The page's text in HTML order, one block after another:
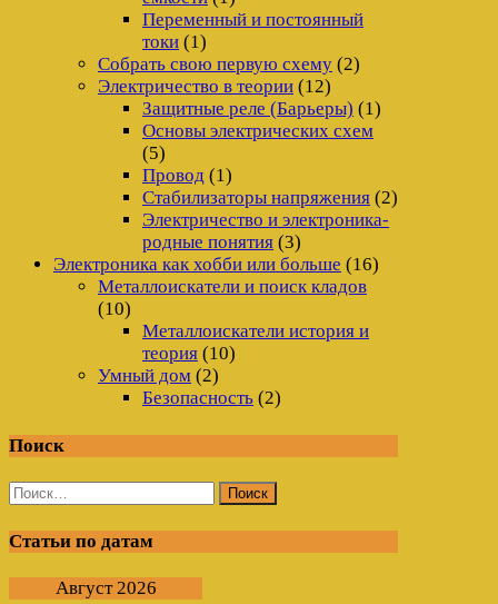
Переменный и постоянный
токи (1)
Собрать свою первую схему (2)
Электричество в теории (12)
Защитные реле (Барьеры) (1)
Основы электрических схем
(5)
Провод (1)
Стабилизаторы напряжения (2)
Электричество и электроника-
родные понятия (3)
Электроника как хобби или больше (16)
Металлоискатели и поиск кладов
(10)
Металлоискатели история и
теория (10)
Умный дом (2)
Безопасность (2)
Поиск
Найти:
Статьи по датам
Август 2026